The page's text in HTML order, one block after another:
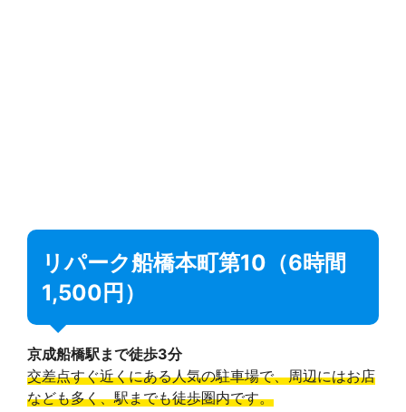
リパーク船橋本町第10（6時間
1,500円）
京成船橋駅まで徒歩3分
交差点すぐ近くにある人気の駐車場で、周辺にはお店
なども多く、駅までも徒歩圏内です。